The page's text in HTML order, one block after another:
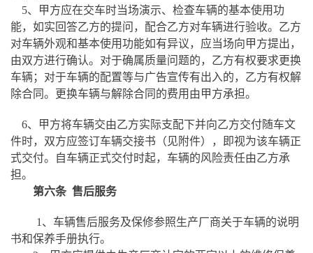
5、甲方应在交车时当场演示、检查车辆的基本使用功
能，如实回答乙方的提问，配合乙方对车辆进行验收。乙方
对车辆外观和基本使用功能如有异议，应当场向甲方提出，
由双方进行确认。对于确属质量问题的，乙方有权要求更换
车辆；对于车辆的配置等与广告宣传有出入的，乙方有权解
除合同。更换车辆与解除合同的费用由甲方承担。
6、甲方将车辆交由乙方实际支配下并向乙方交付随车文
件时，双方应签订车辆交接书（见附件），即视为该车辆正
式交付。自车辆正式交付时起，车辆的风险责任由乙方承
担。
第六条 售后服务
1、车辆售后服务及保修参照生产厂商关于车辆的说明
书和保养手册执行。